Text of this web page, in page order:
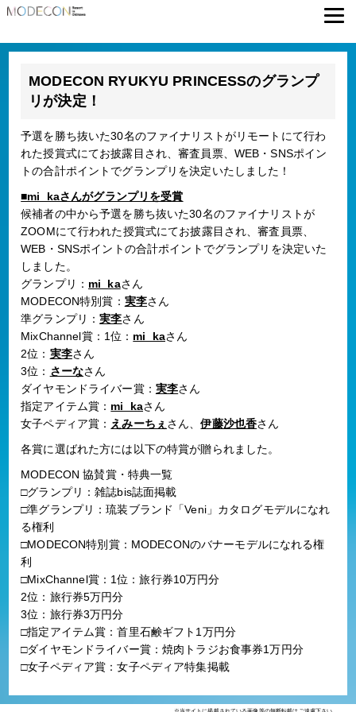
MODECON RYUKYU PRINCESSのグランプ
リが決定！
予選を勝ち抜いた30名のファイナリストがリモートにて行わ
れた授賞式にてお披露目され、審査員票、WEB・SNSポイン
トの合計ポイントでグランプリを決定いたしました！
■mi_kaさんがグランプリを受賞
候補者の中から予選を勝ち抜いた30名のファイナリストが
ZOOMにて行われた授賞式にてお披露目され、審査員票、
WEB・SNSポイントの合計ポイントでグランプリを決定いた
しました。
グランプリ： mi_kaさん
MODECON特別賞： 実李さん
準グランプリ：実李さん
MixChannel賞：1位： mi_kaさん
2位： 実李さん
3位： さーなさん
ダイヤモンドライバー賞： 実李さん
指定アイテム賞： mi_kaさん
女子ペディア賞： えみーちぇ さん、伊藤沙也香さん
各賞に選ばれた方には以下の特賞が贈られました。
MODECON 協賛賞・特典一覧
□グランプリ：雑誌bis誌面掲載
□準グランプリ：琉装ブランド「Veni」カタログモデルになれ
る権利
□MODECON特別賞：MODECONのバナーモデルになれる権
利
□MixChannel賞：1位：旅行券10万円分
2位：旅行券5万円分
3位：旅行券3万円分
□指定アイテム賞：首里石鹸ギフト1万円分
□ダイヤモンドライバー賞：焼肉トラジお食事券1万円分
□女子ペディア賞：女子ペディア特集掲載